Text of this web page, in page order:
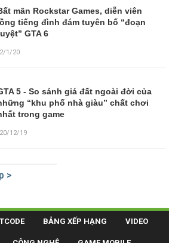
mãn Rockstar Games, diễn viên
tiếng đình đám tuyên bố “đoạn
GTA 6
2/1/20
5 - So sánh giá đất ngoài đời của
“khu phố nhà giàu” chất chơi
trong game
20/12/19
>
BẢNG XẾP HẠNG VIDEO